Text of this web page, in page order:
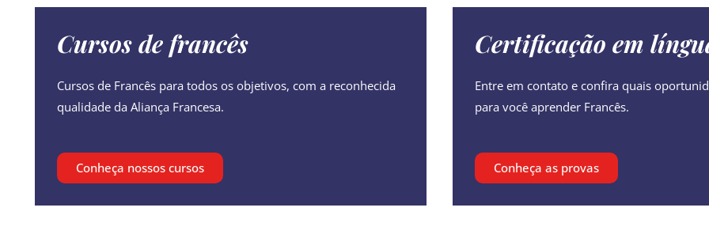
Cursos de francês
Cursos de Francês para todos os objetivos, com a reconhecida
qualidade da Aliança Francesa.
Conheça nossos cursos
Certificação em
Entre em contato e confira quais
para você aprender Francês.
Conheça as provas